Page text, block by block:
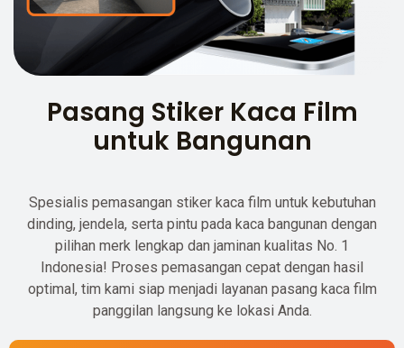
Pasang Stiker Kaca Film
untuk Bangunan
Spesialis pemasangan stiker kaca film untuk kebutuhan
dinding, jendela, serta pintu pada kaca bangunan dengan
pilihan merk lengkap dan jaminan kualitas No. 1
Indonesia! Proses pemasangan cepat dengan hasil
optimal, tim kami siap menjadi layanan pasang kaca film
panggilan langsung ke lokasi Anda.